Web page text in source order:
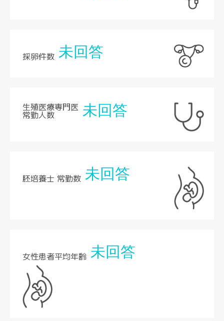
採卵件数 未回答
生殖医療専門医
常勤人数 未回答
胚培養士 常勤数 未回答
女性患者平均年齢 未回答